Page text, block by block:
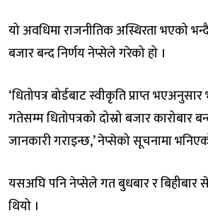
यो अवधिमा राजनीतिक अस्थिरता भएको
बजार बन्द निर्णय नेप्सेले गरेको हो ।
‘धितोपत्र बोर्डबाट स्वीकृति प्राप्त
गतेसम्म धितोपत्रको दोस्रो बजार कारोबार
जानकारी गराइन्छ,’ नेप्सेको सूचनामा
यसअघि पनि नेप्सेले गत बुधबार र बिहीबार
थियो ।